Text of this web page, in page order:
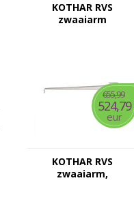
KOTHAR RVS
zwaaiarm
655,99
524,79
eur
KOTHAR RVS
zwaaiarm,